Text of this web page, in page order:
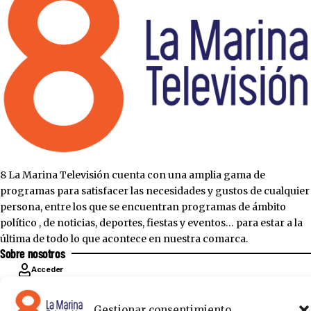
8 La Marina Televisión cuenta con una amplia gama de
programas para satisfacer las necesidades y gustos de cualquier
persona, entre los que se encuentran programas de ámbito
político , de noticias, deportes, fiestas y eventos… para estar a la
última de todo lo que acontece en nuestra comarca.
Sobre nosotros
Acceder
Contáctanos
Política de Cookies